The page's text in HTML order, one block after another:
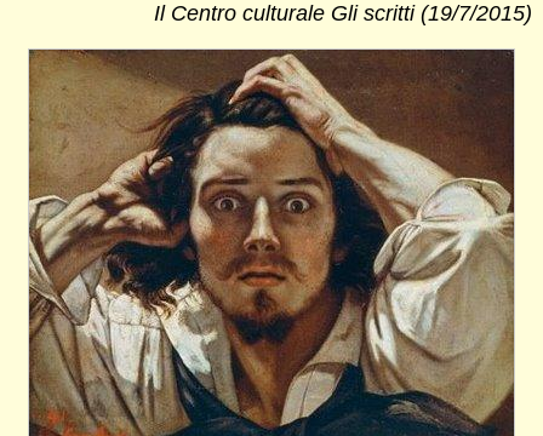
Il Centro culturale Gli scritti (19/7/2015)